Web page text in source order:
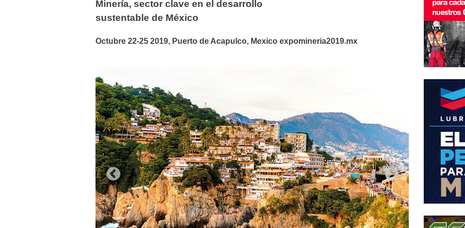
Minería, sector clave en el desarrollo
sustentable de México
Octubre 22-25 2019, Puerto de Acapulco, Mexico expomineria2019.mx